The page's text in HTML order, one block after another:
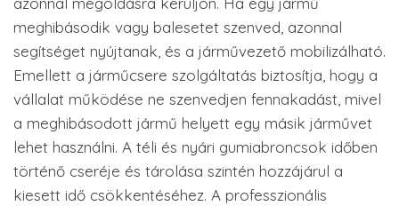
meghibásodik vagy balesetet szenved, azonnal
segítséget nyújtanak, és a járművezető mobilizálható.
Emellett a járműcsere szolgáltatás biztosítja, hogy a
vállalat működése ne szenvedjen fennakadást, mivel
a meghibásodott jármű helyett egy másik járművet
lehet használni. A téli és nyári gumiabroncsok időben
történő cseréje és tárolása szintén hozzájárul a
kiesett idő csökkentéséhez. A professzionális